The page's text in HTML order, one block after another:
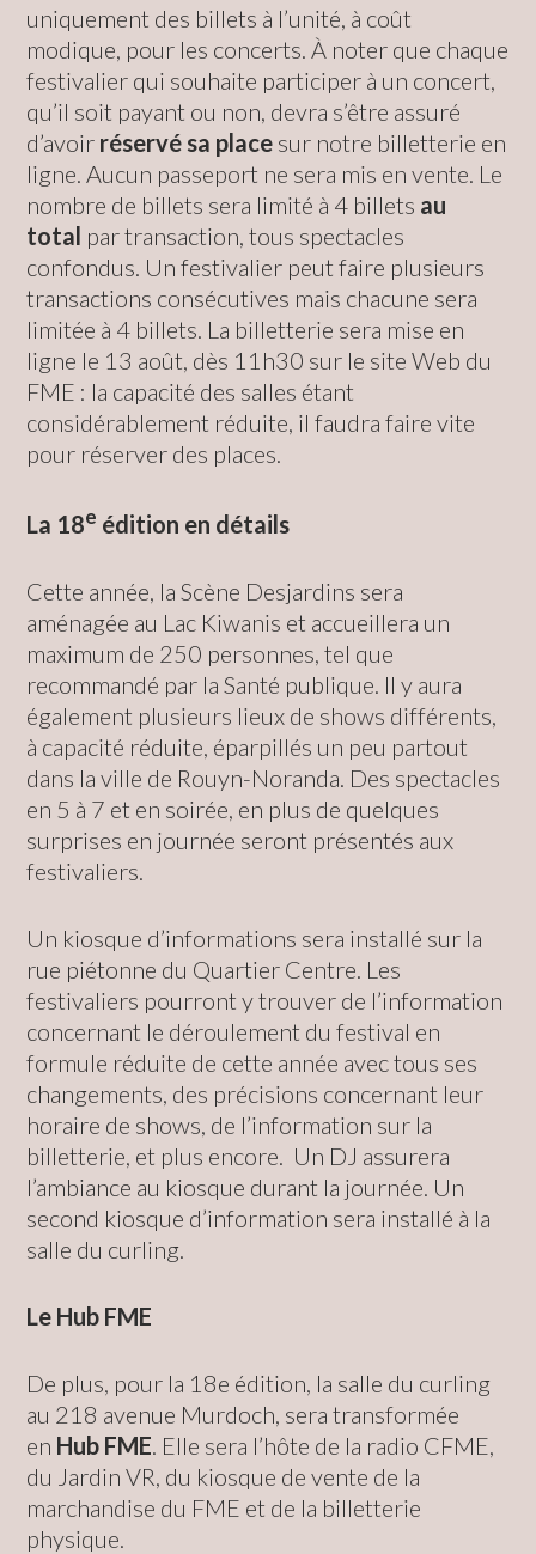
uniquement des billets à l’unité, à coût
modique, pour les concerts. À noter que chaque
festivalier qui souhaite participer à un concert,
qu’il soit payant ou non, devra s’être assuré
d’avoir réservé sa place sur notre billetterie en
ligne. Aucun passeport ne sera mis en vente. Le
nombre de billets sera limité à 4 billets au
total par transaction, tous spectacles
confondus. Un festivalier peut faire plusieurs
transactions consécutives mais chacune sera
limitée à 4 billets. La billetterie sera mise en
ligne le 13 août, dès 11h30 sur le site Web du
FME : la capacité des salles étant
considérablement réduite, il faudra faire vite
pour réserver des places.
La 18e édition en détails
Cette année, la Scène Desjardins sera
aménagée au Lac Kiwanis et accueillera un
maximum de 250 personnes, tel que
recommandé par la Santé publique. Il y aura
également plusieurs lieux de shows différents,
à capacité réduite, éparpillés un peu partout
dans la ville de Rouyn-Noranda. Des spectacles
en 5 à 7 et en soirée, en plus de quelques
surprises en journée seront présentés aux
festivaliers.
Un kiosque d’informations sera installé sur la
rue piétonne du Quartier Centre. Les
festivaliers pourront y trouver de l’information
concernant le déroulement du festival en
formule réduite de cette année avec tous ses
changements, des précisions concernant leur
horaire de shows, de l’information sur la
billetterie, et plus encore. Un DJ assurera
l’ambiance au kiosque durant la journée. Un
second kiosque d’information sera installé à la
salle du curling.
Le Hub FME
De plus, pour la 18e édition, la salle du curling
au 218 avenue Murdoch, sera transformée
en Hub FME . Elle sera l’hôte de la radio CFME,
du Jardin VR, du kiosque de vente de la
marchandise du FME et de la billetterie
physique.